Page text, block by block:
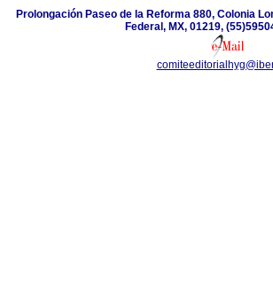
Prolongación Paseo de la Reforma 880, Colonia
Federal, MX, 01219,